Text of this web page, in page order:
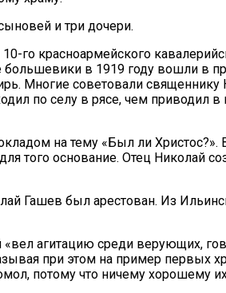
и три дочери.
го красноармейского
большевики в 1919 году вошли
Многие советовали
по селу в рясе, чем
на тему «Был ли
того основа­ние. Отец Николай
Гашев был арестован. Из
агитацию среди верующих,
при этом на пример пер­вых
потому что ничему хорошему